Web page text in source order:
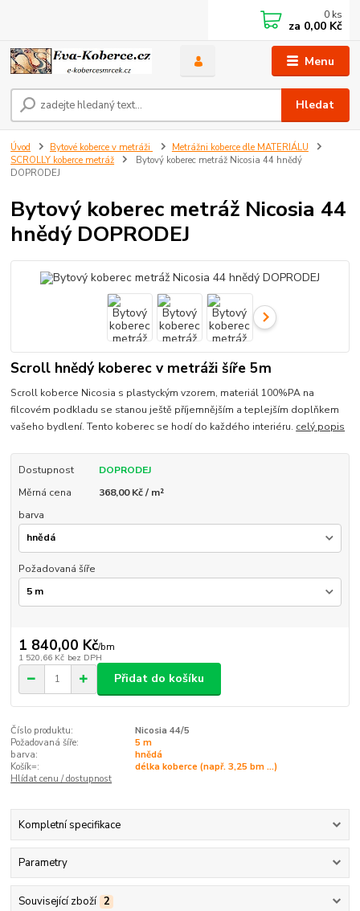
Menu
Hledat
0 ks
za 0,00 Kč
Úvod Bytové koberce v metráži
Metrážni koberce dle MATERIÁLU
SCROLLY koberce metráž
Bytový koberec metráž Nicosia 44 hnědý
DOPRODEJ
Bytový koberec metráž Nicosia 44
hnědý DOPRODEJ
Scroll hnědý koberec v metráži šíře 5m
Scroll koberce Nicosia s plastyckým vzorem, materiál 100%PA na
filcovém podkladu se stanou ještě příjemnějším a teplejším doplňkem
vašeho bydlení. Tento koberec se hodí do každého interiéru. celý popis
Dostupnost
DOPRODEJ
Měrná cena
368,00 Kč / m²
barva
Požadovaná šíře
1 840,00 Kč/bm
1 520,66 Kč bez DPH
Přidat do košíku
Číslo produktu:
Nicosia 44/5
Požadovaná šíře:
5 m
barva:
hnědá
Košík=:
délka koberce (např. 3,25 bm ...)
Hlídat cenu / dostupnost
Kompletní specifikace
Parametry
Související zboží 2